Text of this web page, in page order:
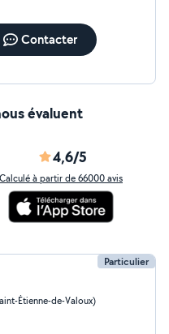
Contacter
évaluent
4,6/5
Calculé à partir de 66000 avis
Particulier
Étienne-de-Valoux)